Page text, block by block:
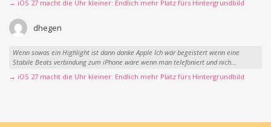
→ iOS 27 macht die Uhr kleiner: Endlich mehr Platz fürs Hintergrundbild
dhegen
Wenn sowas ein Highlight ist dann danke Apple Ich wär begeistert wenn eine
Stabile Beats verbindung zum iPhone wäre wenn man telefoniert und nich...
→ iOS 27 macht die Uhr kleiner: Endlich mehr Platz fürs Hintergrundbild